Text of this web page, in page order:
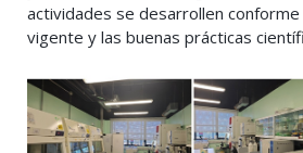
actividades se desarrollen conforme
vigente y las buenas prácticas